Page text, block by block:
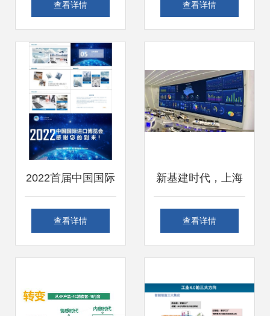
查看详情
的互联网销售与从
业人员挑战
查看详情
2022首届中国国际
进口博览会 借力上
查看详情
新基建时代，上海
LED产业借互联网
查看详情